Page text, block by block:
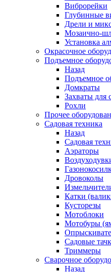
Виброрейки
Глубинные
Дрели и
Мозаично-
Установка
Окрасочное
Подъемное
Назад
Подъемное
Домкраты
Захваты для
Рохли
Прочее
Садовая техника
Назад
Садовая
Аэраторы
Дровоколы
Катки
Кусторезы
Мотоблоки
Мотобуры
Садовые
Триммеры
Сварочное
Назад